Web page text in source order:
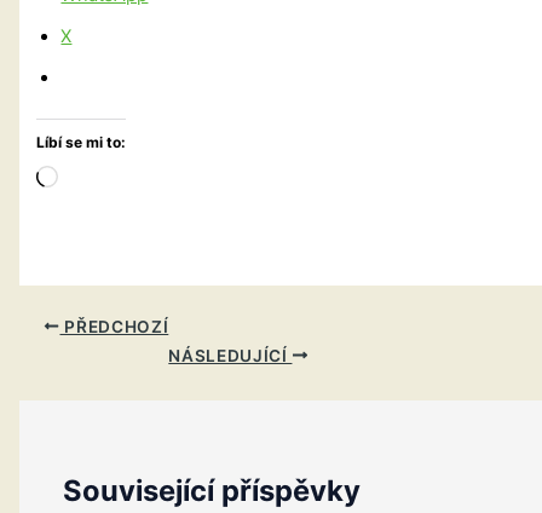
X
Líbí se mi to:
Načítání…
PŘEDCHOZÍ
NÁSLEDUJÍCÍ
Související příspěvky